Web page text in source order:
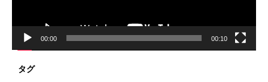
00:00 00:10
タグ